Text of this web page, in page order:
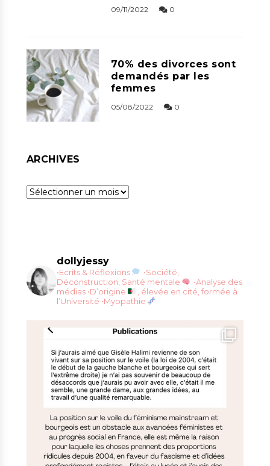
09/11/2022 0
70% des divorces sont
demandés par les
femmes
05/08/2022 0
ARCHIVES
Archives
dollyjessy
•Ecrits & Réflexions
•Société,
Déconstruction, Santé mentale
•Analyse des
médias •D’origine
, élevée en cité, formée à
l’Université •Myopathie